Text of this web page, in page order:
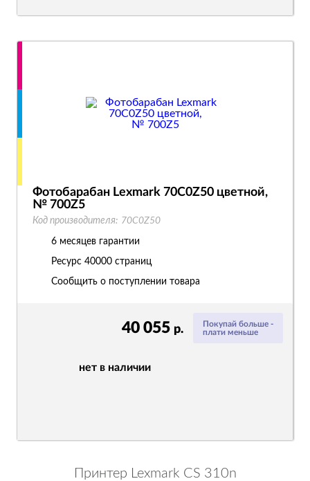
Покупай больше -
плати меньше
40 055 р.
нет в наличии
Фотобарабан Lexmark 70C0Z50 цветной,
№ 700Z5
Код производителя: 70C0Z50
6 месяцев гарантии
Ресурс 40000 страниц
Сообщить о поступлении товара
Принтер Lexmark CS 310n